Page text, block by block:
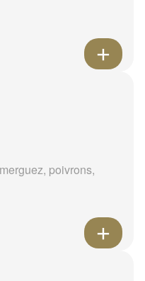
poivrons,